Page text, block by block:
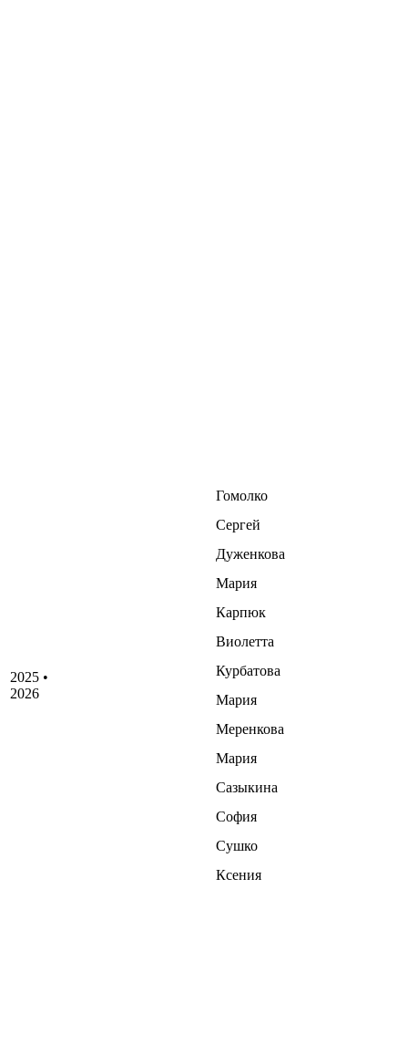
2025 •
2026
Гомолко
Сергей
Дуженкова
Мария
Карпюк
Виолетта
Курбатова
Мария
Меренкова
Мария
Сазыкина
София
Сушко
Ксения